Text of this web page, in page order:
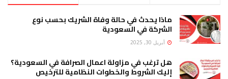
ماذا يحدث في حالة وفاة الشريك بحسب نوع
الشركة في السعودية
أبريل 30, 2025
هل ترغب في مزاولة اعمال الصرافة في السعودية؟
إليك الشروط والخطوات النظامية للترخيص